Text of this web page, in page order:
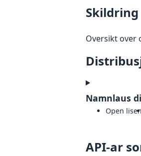
Skildring
Oversikt over
Namnlaus
Open
API-ar